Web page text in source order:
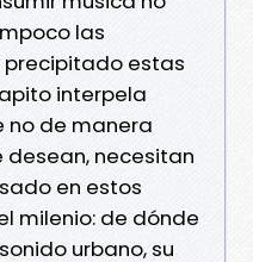
las
precipitado estas
interpela
no de manera
desean, necesitan
en estos
milenio: de dónde
urbano, su